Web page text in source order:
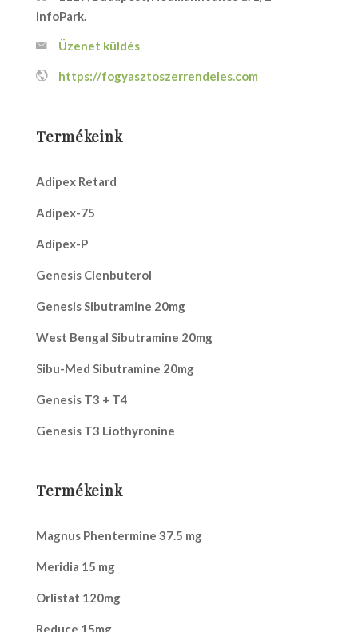
InfoPark.
Üzenet küldés
https://fogyasztoszerrendeles.com
Termékeink
Adipex Retard
Adipex-75
Adipex-P
Genesis Clenbuterol
Genesis Sibutramine 20mg
West Bengal Sibutramine 20mg
Sibu-Med Sibutramine 20mg
Genesis T3 + T4
Genesis T3 Liothyronine
Termékeink
Magnus Phentermine 37.5 mg
Meridia 15 mg
Orlistat 120mg
Reduce 15mg